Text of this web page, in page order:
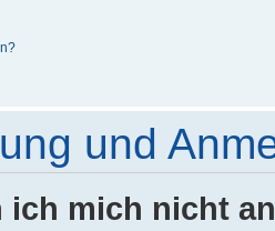
und
ich mich nicht